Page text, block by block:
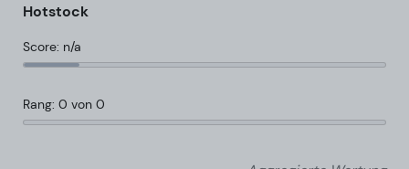
Hotstock
Score: n/a
Rang: 0 von 0